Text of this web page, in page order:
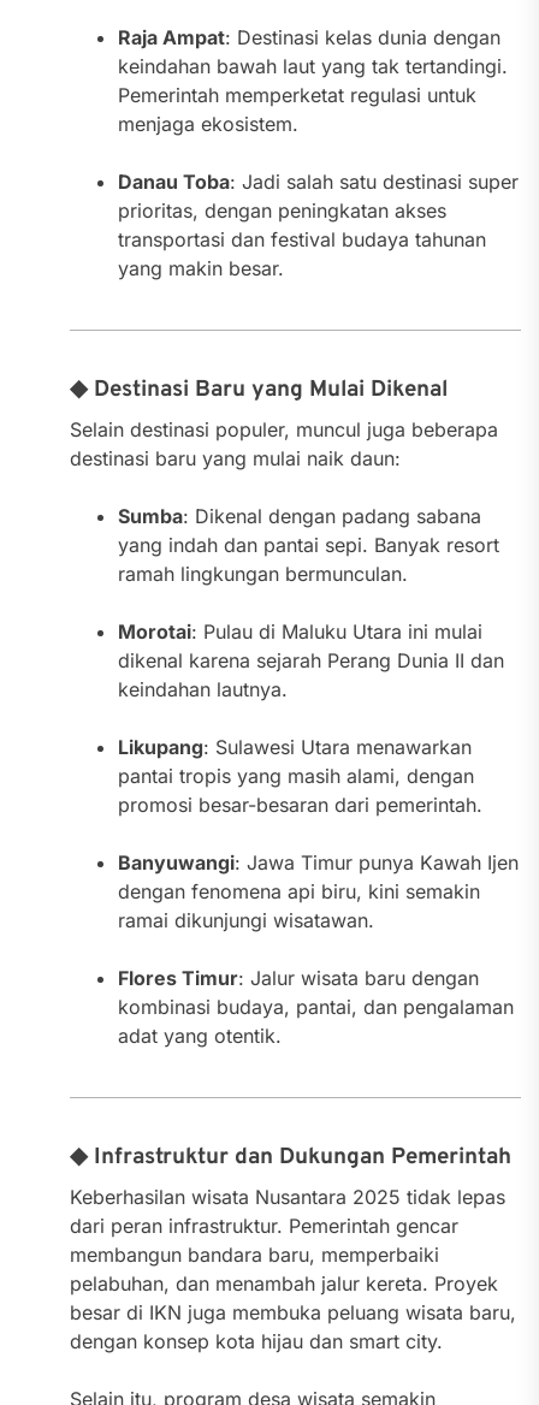
Raja Ampat: Destinasi kelas dunia dengan
keindahan bawah laut yang tak tertandingi.
Pemerintah memperketat regulasi untuk
menjaga ekosistem.
Danau Toba: Jadi salah satu destinasi super
prioritas, dengan peningkatan akses
transportasi dan festival budaya tahunan
yang makin besar.
◆ Destinasi Baru yang Mulai Dikenal
Selain destinasi populer, muncul juga beberapa
destinasi baru yang mulai naik daun:
Sumba: Dikenal dengan padang sabana
yang indah dan pantai sepi. Banyak resort
ramah lingkungan bermunculan.
Morotai: Pulau di Maluku Utara ini mulai
dikenal karena sejarah Perang Dunia II dan
keindahan lautnya.
Likupang: Sulawesi Utara menawarkan
pantai tropis yang masih alami, dengan
promosi besar-besaran dari pemerintah.
Banyuwangi: Jawa Timur punya Kawah Ijen
dengan fenomena api biru, kini semakin
ramai dikunjungi wisatawan.
Flores Timur: Jalur wisata baru dengan
kombinasi budaya, pantai, dan pengalaman
adat yang otentik.
◆ Infrastruktur dan Dukungan Pemerintah
Keberhasilan wisata Nusantara 2025 tidak lepas
dari peran infrastruktur. Pemerintah gencar
membangun bandara baru, memperbaiki
pelabuhan, dan menambah jalur kereta. Proyek
besar di IKN juga membuka peluang wisata baru,
dengan konsep kota hijau dan smart city.
Selain itu, program desa wisata semakin